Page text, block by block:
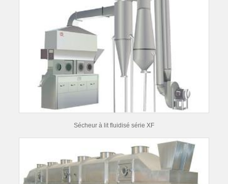
Sécheur à lit fluidisé série XF